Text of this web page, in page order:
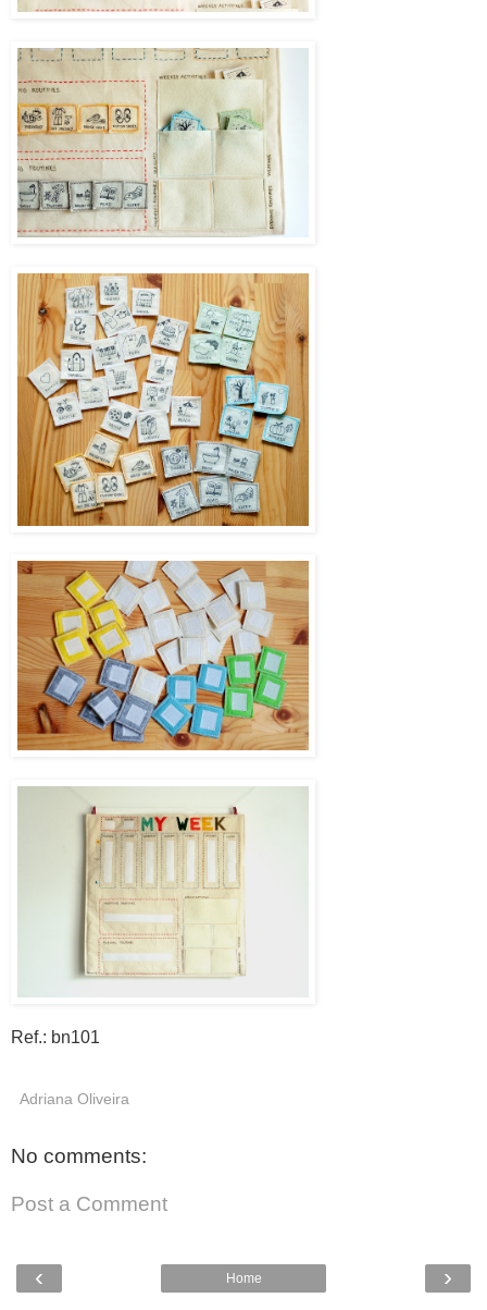
Ref.: bn101
Adriana Oliveira
No comments:
Post a Comment
‹ ›
Home